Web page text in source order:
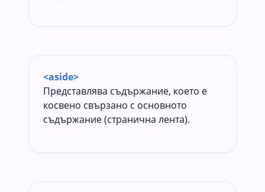
<aside>
Представлява съдържание, което е
косвено свързано с основното
съдържание (странична лента).